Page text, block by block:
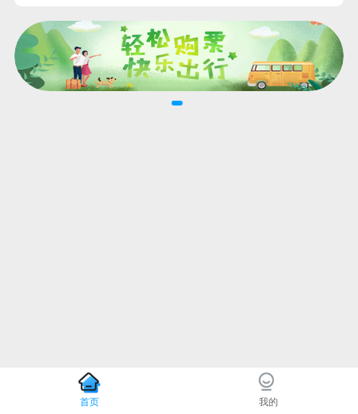
首页 我的